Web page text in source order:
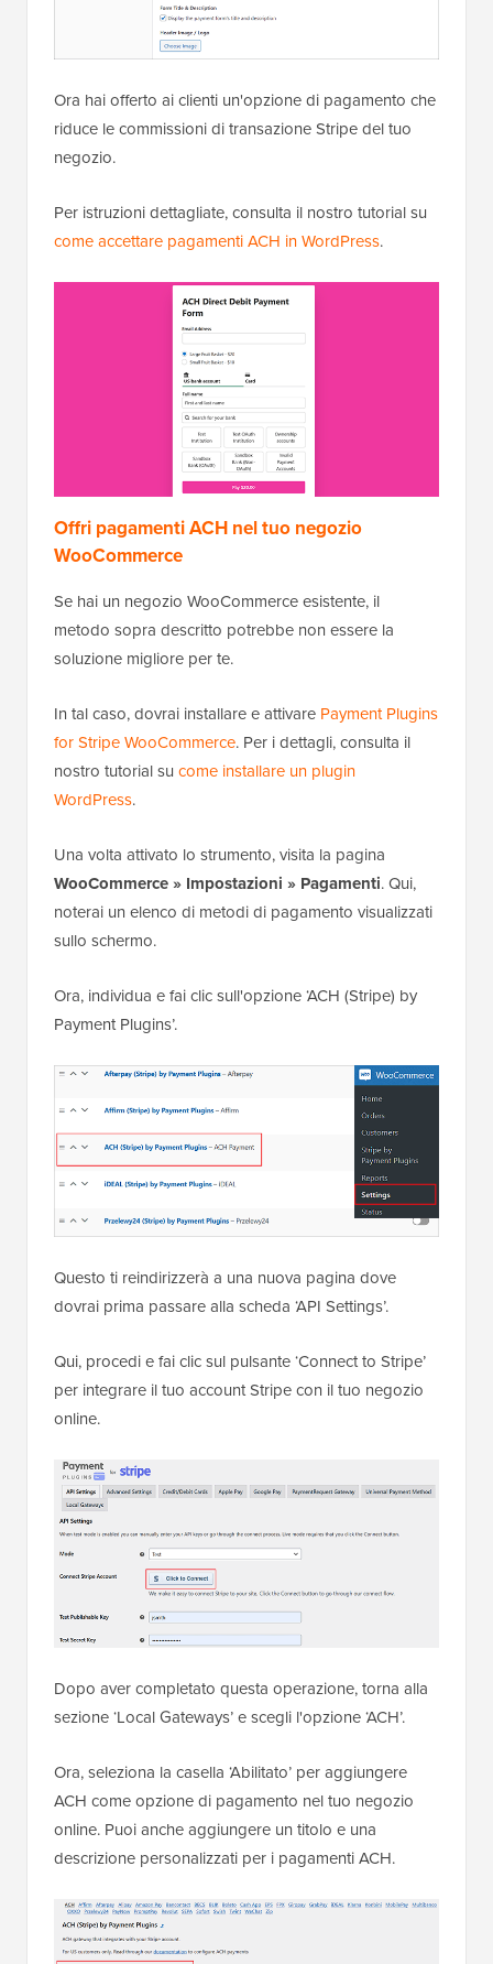
Ora hai offerto ai clienti un'opzione di pagamento che
riduce le commissioni di transazione Stripe del tuo
negozio.
Per istruzioni dettagliate, consulta il nostro tutorial su
come accettare pagamenti ACH in WordPress.
Offri pagamenti ACH nel tuo negozio
WooCommerce
Se hai un negozio WooCommerce esistente, il
metodo sopra descritto potrebbe non essere la
soluzione migliore per te.
In tal caso, dovrai installare e attivare Payment Plugins
for Stripe WooCommerce. Per i dettagli, consulta il
nostro tutorial su come installare un plugin
WordPress.
Una volta attivato lo strumento, visita la pagina
WooCommerce » Impostazioni » Pagamenti. Qui,
noterai un elenco di metodi di pagamento visualizzati
sullo schermo.
Ora, individua e fai clic sull'opzione ‘ACH (Stripe) by
Payment Plugins’.
Questo ti reindirizzerà a una nuova pagina dove
dovrai prima passare alla scheda ‘API Settings’.
Qui, procedi e fai clic sul pulsante ‘Connect to Stripe’
per integrare il tuo account Stripe con il tuo negozio
online.
Dopo aver completato questa operazione, torna alla
sezione ‘Local Gateways’ e scegli l'opzione ‘ACH’.
Ora, seleziona la casella ‘Abilitato’ per aggiungere
ACH come opzione di pagamento nel tuo negozio
online. Puoi anche aggiungere un titolo e una
descrizione personalizzati per i pagamenti ACH.